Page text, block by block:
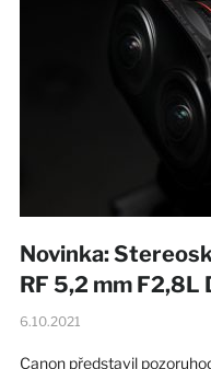
Novinka:
RF 5,2 mm F2,8L
6.10.2021
Canon představil